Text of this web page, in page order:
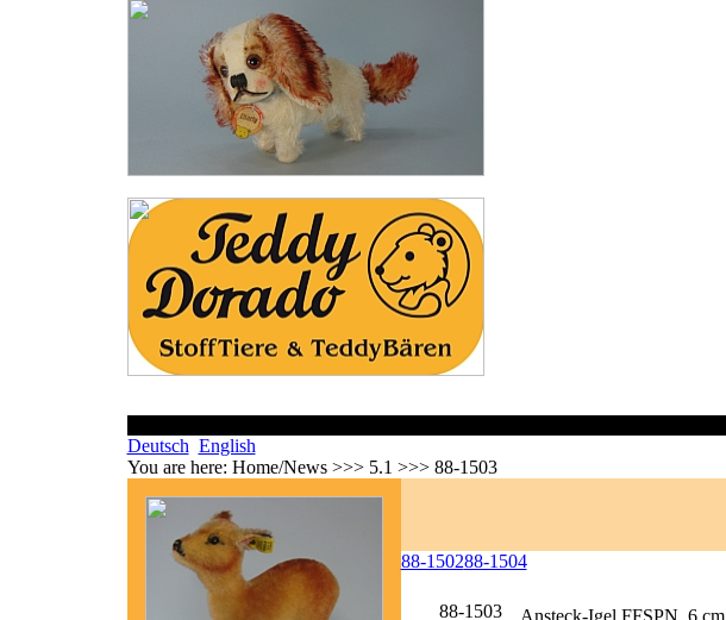
Deutsch English
You are here: Home/News >>> 5.1 >>> 88-1503
88-150288-1504
88-1503 Ansteck-Igel FFSPN, 6 cm